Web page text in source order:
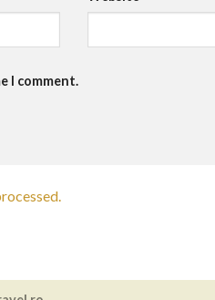
I comment.